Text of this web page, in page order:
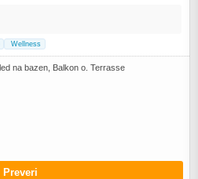
Wellness
na bazen, Balkon o. Terrasse
Preveri